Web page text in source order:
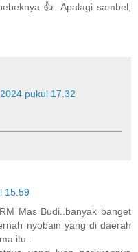
👍. Apalagi sambel,
pukul 17.32
15.59
Mas Budi..banyak banget
nyobain yang di daerah
itu..